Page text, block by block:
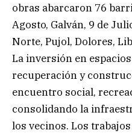
obras abarcaron 76
Agosto, Galván, 9 de
Norte, Pujol, Dolores,
La inversión en
recuperación y
encuentro social,
consolidando la
los vecinos. Los